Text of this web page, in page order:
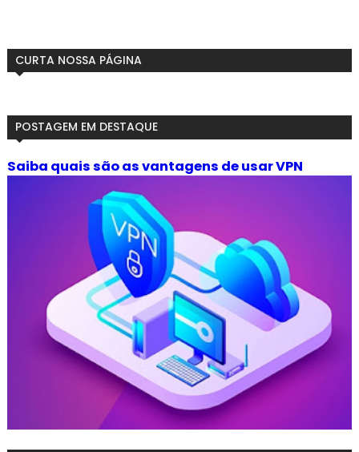
CURTA NOSSA PÁGINA
POSTAGEM EM DESTAQUE
Saiba quais são as vantagens de usar VPN